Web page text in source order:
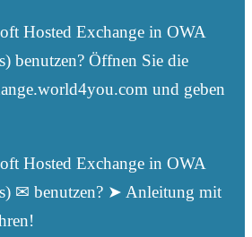
Hosted Exchange in OWA
benutzen? Öffnen Sie die
und geben
Hosted Exchange in OWA
✉ benutzen? ➤ Anleitung mit